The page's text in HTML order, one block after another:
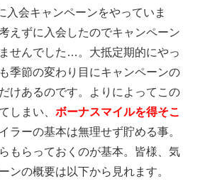
入会キャンペーンをやっていま
えずに入会したのでキャンペーン
せんでした…。大抵定期的にやっ
季節の変わり目にキャンペーンの
けあるのです。よりによってこの
しまい、 ボーナスマイルを得そこ
ラーの基本は無理せず貯める事。
もらっておくのが基本。皆様、気
ンの概要は以下から見れます。